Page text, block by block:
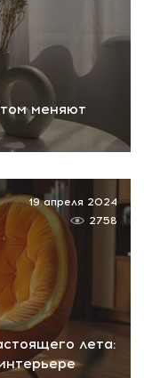
меняют
лета:
19 апреля 2024
2758